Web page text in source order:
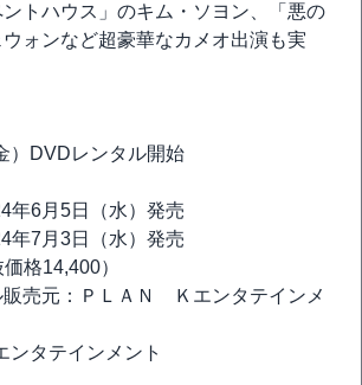
トハウス」のキム・ソヨン、「悪の
ォンなど超豪華なカメオ出演も実
）DVDレンタル開始
6月5日（水）発売
7月3日（水）発売
格14,400）
販売元：ＰＬＡＮ Ｋエンタテインメ
ンタテインメント